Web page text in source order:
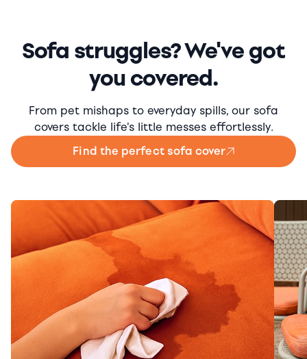
Sofa struggles? We've got
you covered.
From pet mishaps to everyday spills, our sofa
covers tackle life's little messes effortlessly.
Find the perfect sofa cover